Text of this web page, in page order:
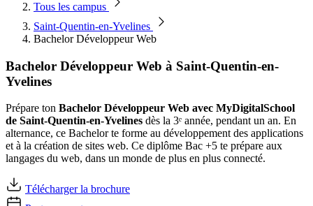
Tous les campus
Saint-Quentin-en-Yvelines
Bachelor Développeur Web
Bachelor Développeur Web à Saint-Quentin-en-
Yvelines
Prépare ton Bachelor Développeur Web avec MyDigitalSchool
de Saint-Quentin-en-Yvelines dès la 3ᵉ année, pendant un an. En
alternance, ce Bachelor te forme au développement des applications
et à la création de sites web. Ce diplôme Bac +5 te prépare aux
langages du web, dans un monde de plus en plus connecté.
Télécharger la brochure